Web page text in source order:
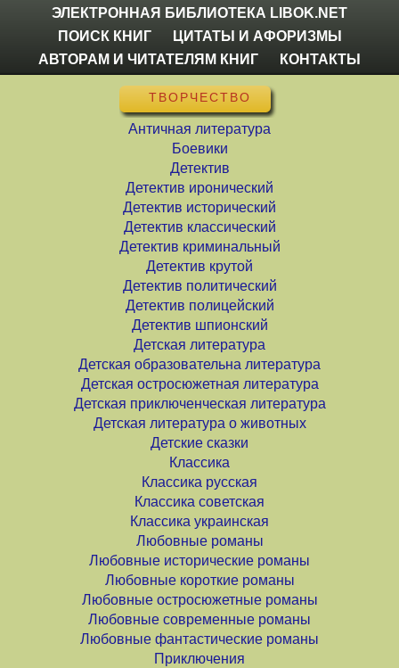
ЭЛЕКТРОННАЯ БИБЛИОТЕКА LIBOK.NET
ПОИСК КНИГ
ЦИТАТЫ И АФОРИЗМЫ
АВТОРАМ И ЧИТАТЕЛЯМ КНИГ
КОНТАКТЫ
ТВОРЧЕСТВО
Античная литература
Боевики
Детектив
Детектив иронический
Детектив исторический
Детектив классический
Детектив криминальный
Детектив крутой
Детектив политический
Детектив полицейский
Детектив шпионский
Детская литература
Детская образовательна литература
Детская остросюжетная литература
Детская приключенческая литература
Детская литература о животных
Детские сказки
Классика
Классика русская
Классика советская
Классика украинская
Любовные романы
Любовные исторические романы
Любовные короткие романы
Любовные остросюжетные романы
Любовные современные романы
Любовные фантастические романы
Приключения